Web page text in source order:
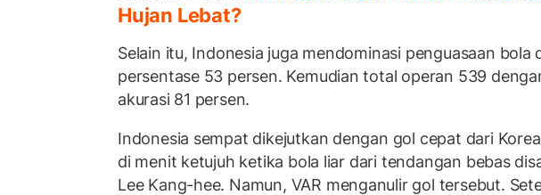
Hujan Lebat?
Selain itu, Indonesia juga mendominasi penguasaan bola
persentase 53 persen. Kemudian total operan 539
akurasi 81 persen.
Indonesia sempat dikejutkan dengan gol cepat dari
di menit ketujuh ketika bola liar dari tendangan bebas
Lee Kang-hee. Namun, VAR menganulir gol tersebut.